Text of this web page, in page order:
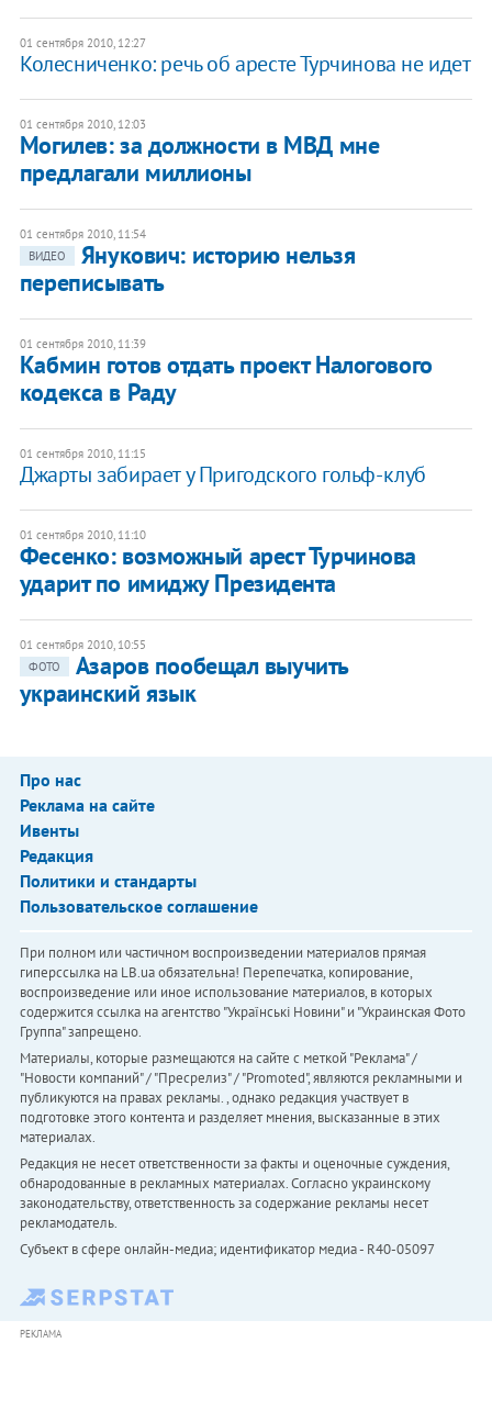
01 сентября 2010, 12:27
Колесниченко: речь об аресте Турчинова не идет
01 сентября 2010, 12:03
Могилев: за должности в МВД мне
предлагали миллионы
01 сентября 2010, 11:54
ВИДЕО
Янукович: историю нельзя
переписывать
01 сентября 2010, 11:39
Кабмин готов отдать проект Налогового
кодекса в Раду
01 сентября 2010, 11:15
Джарты забирает у Пригодского гольф-клуб
01 сентября 2010, 11:10
Фесенко: возможный арест Турчинова
ударит по имиджу Президента
01 сентября 2010, 10:55
ФОТО
Азаров пообещал выучить
украинский язык
Про нас
Реклама на сайте
Ивенты
Редакция
Политики и стандарты
Пользовательское соглашение
При полном или частичном воспроизведении материалов прямая
гиперссылка на LB.ua обязательна! Перепечатка, копирование,
воспроизведение или иное использование материалов, в которых
содержится ссылка на агентство "Українськi Новини" и "Украинская Фото
Группа" запрещено.
Материалы, которые размещаются на сайте с меткой "Реклама" /
"Новости компаний" / "Пресрелиз" / "Promoted", являются рекламными и
публикуются на правах рекламы. , однако редакция участвует в
подготовке этого контента и разделяет мнения, высказанные в этих
материалах.
Редакция не несет ответственности за факты и оценочные суждения,
обнародованные в рекламных материалах. Согласно украинскому
законодательству, ответственность за содержание рекламы несет
рекламодатель.
Субъект в сфере онлайн-медиа; идентификатор медиа - R40-05097
РЕКЛАМА